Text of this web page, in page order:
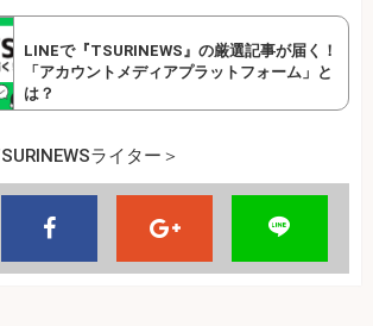
LINEで『TSURINEWS』の厳選記事が届く！
「アカウントメディアプラットフォーム」と
は？
ライター＞